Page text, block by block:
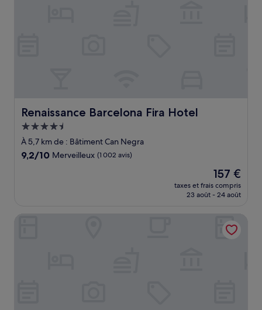
Renaissance Barcelona Fira Hotel
Renaissance Barcelona Fira Hotel
Hébergement
4.5 étoiles
À 5,7 km de : Bâtiment Can Negra
9.2
9,2/10 Merveilleux (1 002 avis)
Le
nouveau
prix
de
157 €
157 €
taxes et frais compris
23 août - 24 août